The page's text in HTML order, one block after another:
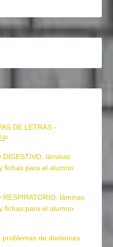
DE LETRAS -
DIGESTIVO: láminas
fichas para el alumno
RESPIRATORIO: láminas
fichas para el alumno
problemas de divisiones